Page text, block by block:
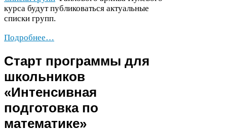
курса будут публиковаться актуальные
списки групп.
Подробнее…
Старт программы для
школьников
«Интенсивная
подготовка по
математике»